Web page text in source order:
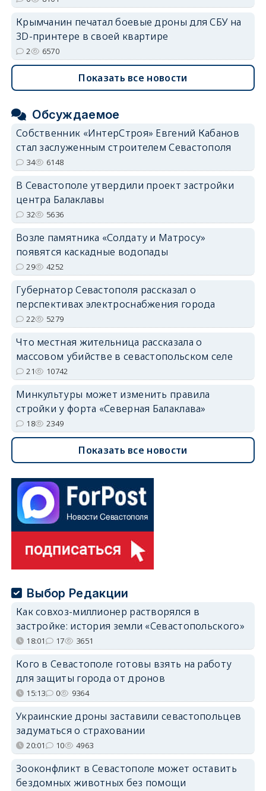
Крымчанин печатал боевые дроны для СБУ на
3D-принтере в своей квартире
2 6570
Показать все новости
Обсуждаемое
Собственник «ИнтерСтроя» Евгений Кабанов
стал заслуженным строителем Севастополя
34 6148
В Севастополе утвердили проект застройки
центра Балаклавы
32 5636
Возле памятника «Солдату и Матросу»
появятся каскадные водопады
29 4252
Губернатор Севастополя рассказал о
перспективах электроснабжения города
22 5279
Что местная жительница рассказала о
массовом убийстве в севастопольском селе
21 10742
Минкультуры может изменить правила
стройки у форта «Северная Балаклава»
18 2349
Показать все новости
Выбор Редакции
Как совхоз-миллионер растворялся в
застройке: история земли «Севастопольского»
18:01 17 3651
Кого в Севастополе готовы взять на работу
для защиты города от дронов
15:13 0 9364
Украинские дроны заставили севастопольцев
задуматься о страховании
20:01 10 4963
Зооконфликт в Севастополе может оставить
бездомных животных без помощи